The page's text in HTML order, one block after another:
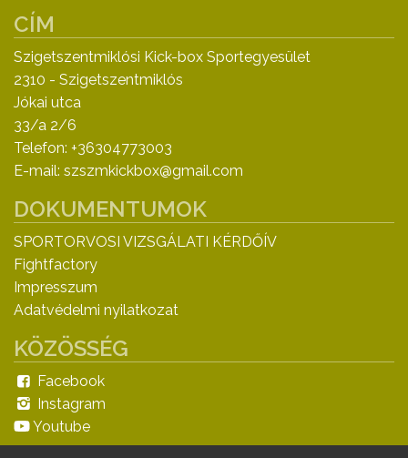
CÍM
Szigetszentmiklósi Kick-box Sportegyesület
2310 - Szigetszentmiklós
Jókai utca
33/a 2/6
Telefon: +36304773003
E-mail: szszmkickbox@gmail.com
DOKUMENTUMOK
SPORTORVOSI VIZSGÁLATI KÉRDŐÍV
Fightfactory
Impresszum
Adatvédelmi nyilatkozat
KÖZÖSSÉG
Facebook
Instagram
Youtube